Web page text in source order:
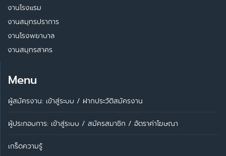
งานโรงแรม
งานสมุทรปราการ
งานโรงพยาบาล
งานสมุทรสาคร
Menu
ผู้สมัครงาน: เข้าสู่ระบบ / ฝากประวัติสมัครงาน
ผู้ประกอบการ: เข้าสู่ระบบ / สมัครสมาชิก / อัตราค่าโฆษณา
เกร็ดความรู้